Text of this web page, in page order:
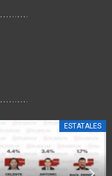
ESTATALES